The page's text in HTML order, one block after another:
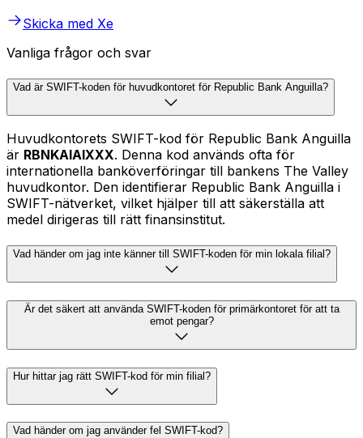
Skicka med Xe
Vanliga frågor och svar
Vad är SWIFT-koden för huvudkontoret för Republic Bank Anguilla?
Huvudkontorets SWIFT-kod för Republic Bank Anguilla
är RBNKAIAIXXX. Denna kod används ofta för
internationella banköverföringar till bankens The Valley
huvudkontor. Den identifierar Republic Bank Anguilla i
SWIFT-nätverket, vilket hjälper till att säkerställa att
medel dirigeras till rätt finansinstitut.
Vad händer om jag inte känner till SWIFT-koden för min lokala filial?
Är det säkert att använda SWIFT-koden för primärkontoret för att ta
emot pengar?
Hur hittar jag rätt SWIFT-kod för min filial?
Vad händer om jag använder fel SWIFT-kod?